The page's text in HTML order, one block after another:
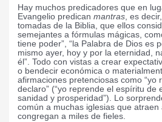
Hay muchos predicadores que en
Evangelio predicanmantras, es
tomadas de la Biblia, que ellos
semejantes a fórmulas mágicas,
tiene poder”, “la Palabra de Dios es
mismo ayer, hoy y por la eternidad,
él”. Todo con vistas a crear
o bendecir económica o
afirmaciones pretenciosas como “yo
declaro” (“yo reprende el espíritu de
sanidad y prosperidad”). Lo
común a muchas iglesias que atraen
congregan a miles de fieles.